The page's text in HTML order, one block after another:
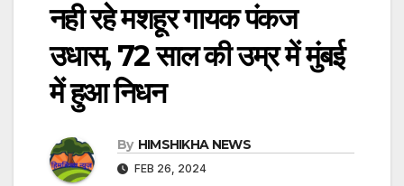
नही रहे मशहूर गायक पंकज
उधास, 72 साल की उम्र में मुंबई
में हुआ निधन
By HIMSHIKHA NEWS
FEB 26, 2024